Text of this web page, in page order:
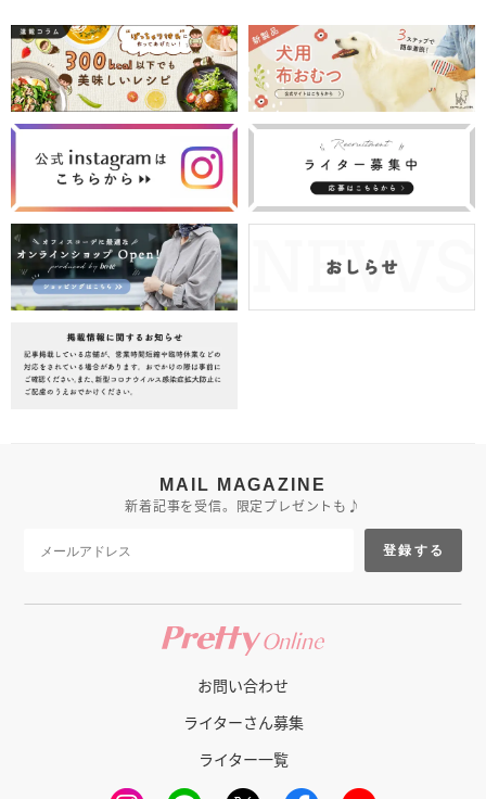
MAIL MAGAZINE
新着記事を受信。限定プレゼントも♪
登録する
お問い合わせ
ライターさん募集
ライター一覧